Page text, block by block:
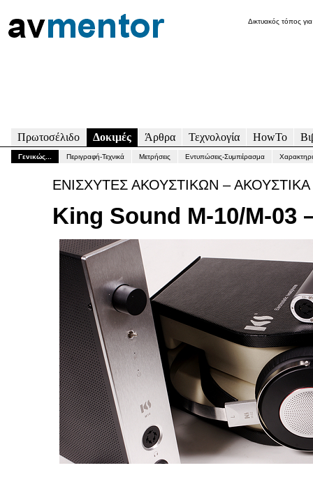
Δικτυακός τόπος
Πρωτοσέλιδο Δοκιμές Άρθρα Τεχνολογία HowTo
Γενικώς... Περιγραφή-Τεχνικά Μετρήσεις Εντυπώσεις-Συμπέρασμα
ΕΝΙΣΧΥΤΕΣ ΑΚΟΥΣΤΙΚΩΝ – ΑΚΟΥΣΤΙΚΑ
King Sound M-10/M-03